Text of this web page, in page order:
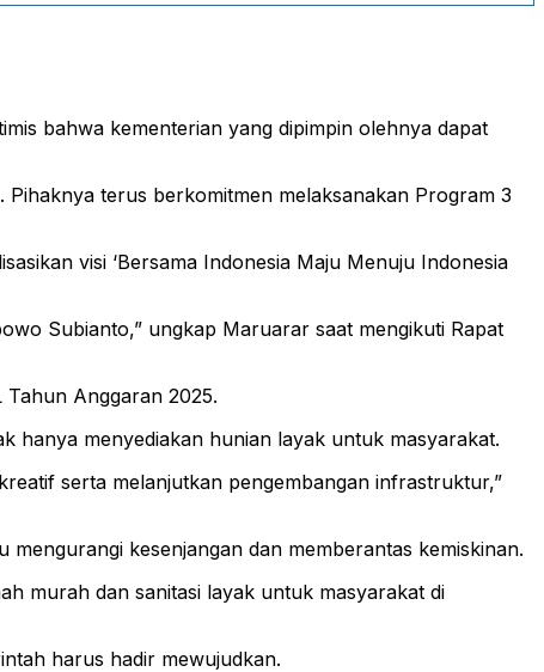
bahwa kementerian yang dipimpin olehnya dapat
terus berkomitmen melaksanakan Program 3
visi ‘Bersama Indonesia Maju Menuju Indonesia
Subianto,” ungkap Maruarar saat mengikuti Rapat
Anggaran 2025.
hanya menyediakan hunian layak untuk masyarakat.
serta melanjutkan pengembangan infrastruktur,”
kesenjangan dan memberantas kemiskinan.
murah dan sanitasi layak untuk masyarakat di
harus hadir mewujudkan.